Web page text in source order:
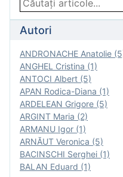
Autori
ANDRONACHE Anatolie
ANGHEL Cristina (1)
ANTOCI Albert (5)
APAN Rodica-Diana (1)
ARDELEAN Grigore (5)
ARGINT Maria (2)
ARMANU Igor (1)
ARNĂUT Veronica (5)
BACINSCHI Serghei (1)
BALAN Eduard (1)